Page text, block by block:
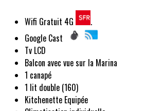
Wifi Gratuit 4G
.
Google Cast
Tv LCD
Balcon avec vue sur la Marina
1 canapé
1 lit double (160)
Kitchenette Equipée